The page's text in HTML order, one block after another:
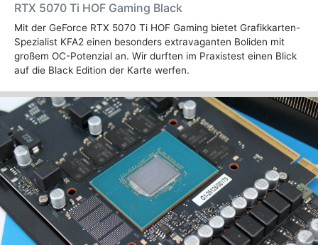
RTX 5070 Ti HOF Gaming Black
Mit der GeForce RTX 5070 Ti HOF Gaming bietet Grafikkarten-
Spezialist KFA2 einen besonders extravaganten Boliden mit
großem OC-Potenzial an. Wir durften im Praxistest einen Blick
auf die Black Edition der Karte werfen.